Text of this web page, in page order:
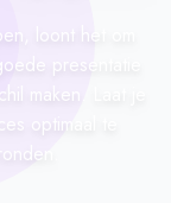
loont het om
presentatie
maken. Laat je
optimaal te